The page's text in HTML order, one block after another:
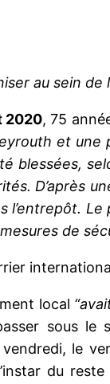
au sein
2020, 75
et une
blessées,
D’après
l’entrepôt.
de
local
sous le
le
du